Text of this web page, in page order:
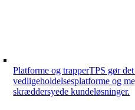
Platforme og trapperTPS gør
vedligeholdelsesplatforme og
skræddersyede kundeløsninger.